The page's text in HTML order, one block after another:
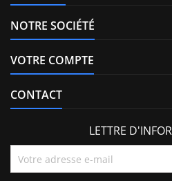
NOTRE SOCIÉTÉ
VOTRE COMPTE
CONTACT
LETTRE